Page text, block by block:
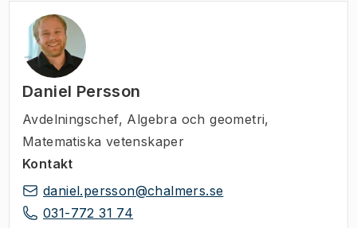
Daniel Persson
Avdelningschef, Algebra och geometri,
Matematiska vetenskaper
Kontakt
daniel.persson@chalmers.se
031-772 31 74